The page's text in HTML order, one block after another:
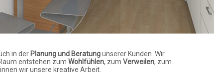
in der Planung und Beratungunserer Kunden. Wir
entstehen zum Wohlfühlen, zum Verweilen, zum
wir unsere kreative Arbeit.